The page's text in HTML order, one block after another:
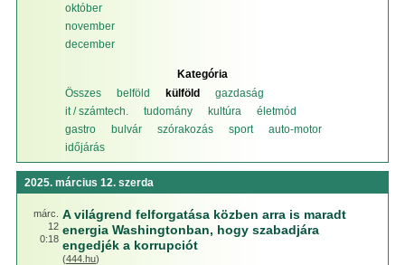
október
november
december
Kategória
Összes
belföld külföld
gazdaság
it / számtech.
tudomány kultúra
életmód
gastro
bulvár szórakozás sport
auto-motor
időjárás
2025. március 12. szerda
márc.
12
0:18
A világrend felforgatása közben arra is maradt
energia Washingtonban, hogy szabadjára
engedjék a korrupciót
(444.hu)